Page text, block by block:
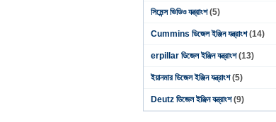
সিমেন্স ভিডিও যন্ত্রাংশ (5)
Cummins ডিজেল ইঞ্জিন যন্ত্রাংশ (14)
erpillar ডিজেল ইঞ্জিন যন্ত্রাংশ (13)
ইয়ানমার ডিজেল ইঞ্জিন যন্ত্রাংশ (5)
Deutz ডিজেল ইঞ্জিন যন্ত্রাংশ (9)